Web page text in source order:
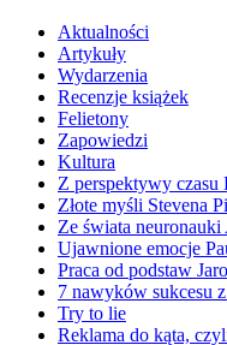
Aktualności
Artykuły
Wydarzenia
Recenzje książek
Felietony
Zapowiedzi
Kultura
Z perspektywy czasu
Złote myśli Stevena
Ze świata
Ujawnione emocje
Praca od podstaw
7 nawyków sukcesu
Try to lie
Reklama do kąta,